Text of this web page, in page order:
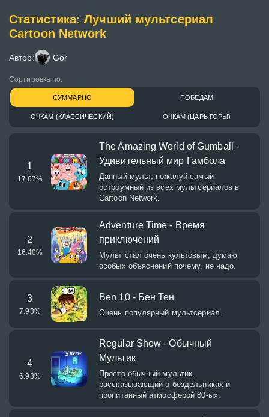
Статистика: Лучший мультсериал
Cartoon Network
Автор: Gor
Сортировка по:
СУММАРНО ПОБЕДАМ
ОЧКАМ (КЛАССИЧЕСКИЙ) ОЧКАМ (ЦАРЬ ГОРЫ)
1
17.67%
The Amazing World of Gumball -
Удивительный мир Гамбола
Данный мульт, пожалуй самый
остроумный из всех мультсериалов в
Cartoon Network.
2
16.40%
Adventure Time - Время
приключений
Мульт стал очень культовым, думаю
особых объяснений почему, не надо.
3
7.98%
Ben 10 - Бен Тен
Очень популярный мультсериал.
4
6.93%
Regular Show - Обычный
Мультик
Просто обычный мультик,
рассказывающий о бездельниках и
пропитанный атмосферой 80-ых.